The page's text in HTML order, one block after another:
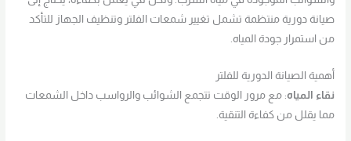
صيانة دورية منتظمة تشمل تغيير شمعات الفلتر وتنظيف الجهاز للتأكد
من استمرار جودة المياه.
أهمية الصيانة الدورية للفلتر
نقاء المياه: مع مرور الوقت تتجمع الشوائب والرواسب داخل الشمعات
مما يقلل من كفاءة التنقية.